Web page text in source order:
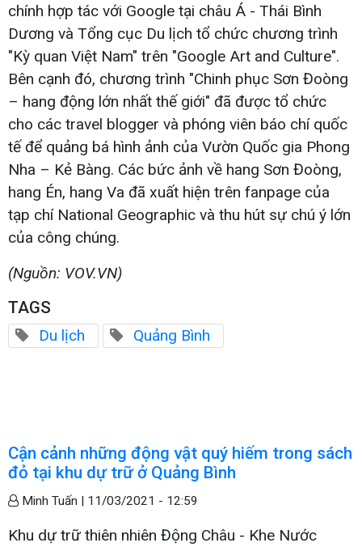
chính hợp tác với Google tại châu Á - Thái Bình
Dương và Tổng cục Du lịch tổ chức chương trình
"Kỳ quan Việt Nam" trên "Google Art and Culture".
Bên cạnh đó, chương trình "Chinh phục Sơn Đoòng
– hang động lớn nhất thế giới" đã được tổ chức
cho các travel blogger và phóng viên báo chí quốc
tế để quảng bá hình ảnh của Vườn Quốc gia Phong
Nha – Kẻ Bàng. Các bức ảnh về hang Sơn Đoòng,
hang Én, hang Va đã xuất hiện trên fanpage của
tạp chí National Geographic và thu hút sự chú ý lớn
của công chúng.
(Nguồn: VOV.VN)
TAGS
Du lịch Quảng Bình
Cận cảnh những động vật quý hiếm trong sách
đỏ tại khu dự trữ ở Quảng Bình
Minh Tuấn | 11/03/2021 - 12:59
Khu dự trữ thiên nhiên Động Châu - Khe Nước